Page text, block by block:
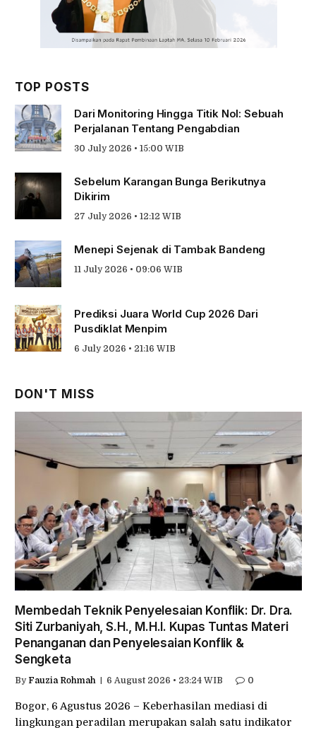
TOP POSTS
Dari Monitoring Hingga Titik Nol: Sebuah
Perjalanan Tentang Pengabdian
30 July 2026 • 15:00 WIB
Sebelum Karangan Bunga Berikutnya
Dikirim
27 July 2026 • 12:12 WIB
Menepi Sejenak di Tambak Bandeng
11 July 2026 • 09:06 WIB
Prediksi Juara World Cup 2026 Dari
Pusdiklat Menpim
6 July 2026 • 21:16 WIB
DON'T MISS
Membedah Teknik Penyelesaian Konflik: Dr. Dra.
Siti Zurbaniyah, S.H., M.H.I. Kupas Tuntas Materi
Penanganan dan Penyelesaian Konflik &
Sengketa
By Fauzia Rohmah 6 August 2026 • 23:24 WIB 0
Bogor, 6 Agustus 2026 – Keberhasilan mediasi di
lingkungan peradilan merupakan salah satu indikator